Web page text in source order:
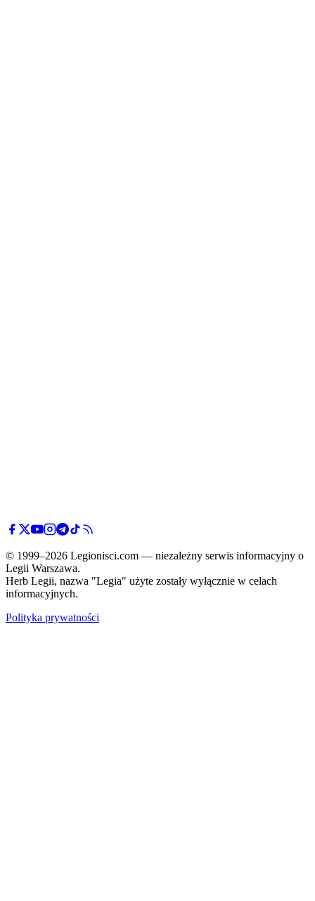
© 1999–2026 Legionisci.com — niezależny serwis informacyjny o
Legii Warszawa.
Herb Legii, nazwa "Legia" użyte zostały wyłącznie w celach
informacyjnych.
Polityka prywatności